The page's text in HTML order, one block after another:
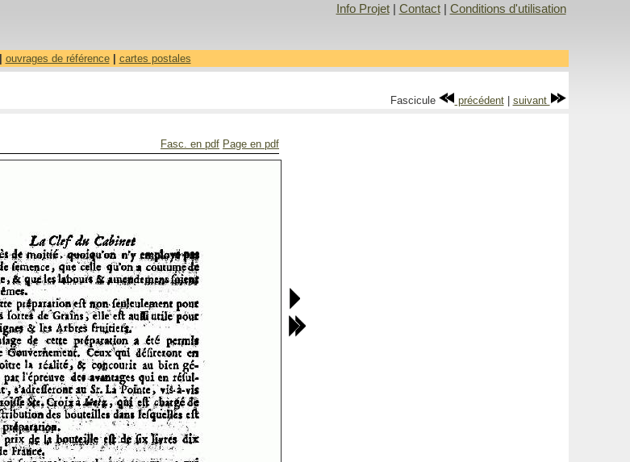
Info Projet| Contact| Conditions d'utilisation
ouvrages de référence| cartes postales
Fascicule précédent| suivant
Fasc. en pdf Page en pdf